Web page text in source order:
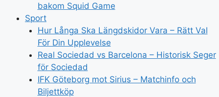
bakom Squid Game
Sport
Hur Långa Ska Längdskidor Vara – Rätt Val
För Din Upplevelse
Real Sociedad vs Barcelona – Historisk Seger
för Sociedad
IFK Göteborg mot Sirius – Matchinfo och
Biljettköp